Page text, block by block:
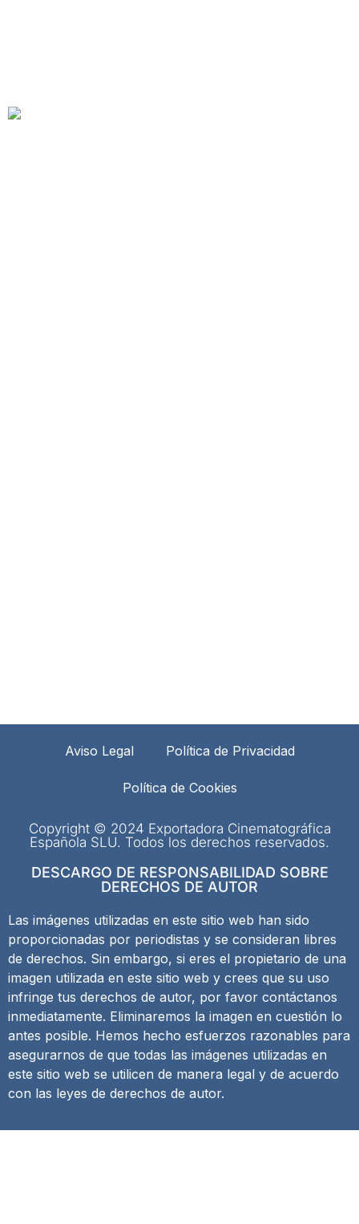
Aviso Legal Política de Privacidad
Política de Cookies
Copyright © 2024 Exportadora Cinematográfica
Española SLU. Todos los derechos reservados.
DESCARGO DE RESPONSABILIDAD SOBRE
DERECHOS DE AUTOR
Las imágenes utilizadas en este sitio web han sido
proporcionadas por periodistas y se consideran libres
de derechos. Sin embargo, si eres el propietario de una
imagen utilizada en este sitio web y crees que su uso
infringe tus derechos de autor, por favor contáctanos
inmediatamente. Eliminaremos la imagen en cuestión lo
antes posible. Hemos hecho esfuerzos razonables para
asegurarnos de que todas las imágenes utilizadas en
este sitio web se utilicen de manera legal y de acuerdo
con las leyes de derechos de autor.